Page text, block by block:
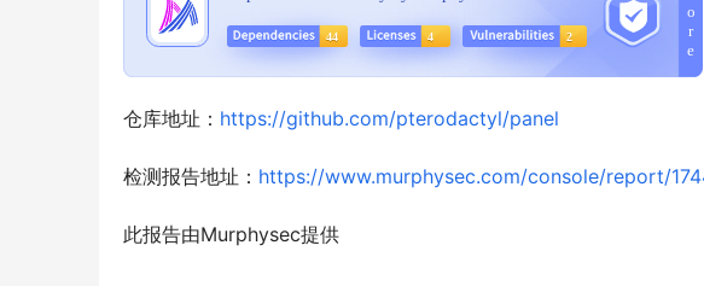
仓库地址： https://github.com/pterodactyl/panel
检测报告地址： https://www.murphysec.com/console/report/
此报告由Murphysec提供